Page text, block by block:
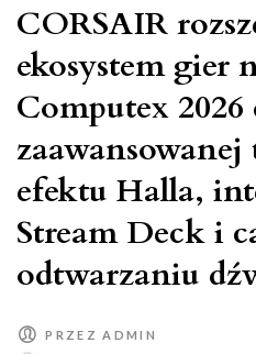
CORSAIR
ekosystem gier
Computex
efektu Halla,
Stream Deck i
odtwarzaniu
PRZEZ ADMIN